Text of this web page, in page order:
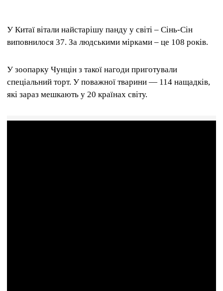
У Китаї вітали найстарішу панду у світі – Сінь-Сін
виповнилося 37. За людськими мірками – це 108 років.
У зоопарку Чунцін з такої нагоди приготували
спеціальний торт. У поважної тварини — 114 нащадків,
які зараз мешкають у 20 країнах світу.